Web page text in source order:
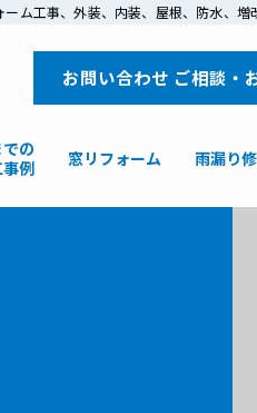
ム工事、外装、内装、屋根、防水、増
お問い合わせ ご相談・
の
例
窓リフォーム 雨漏り